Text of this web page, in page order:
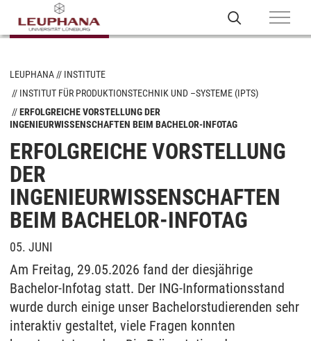
LEUPHANA
INSTITUTE
INSTITUT FÜR PRODUKTIONSTECHNIK UND –SYSTEME (IPTS)
ERFOLGREICHE VORSTELLUNG DER
INGENIEURWISSENSCHAFTEN BEIM BACHELOR-INFOTAG
ERFOLGREICHE VORSTELLUNG
DER
INGENIEURWISSENSCHAFTEN
BEIM BACHELOR-INFOTAG
05. JUNI
Am Freitag, 29.05.2026 fand der diesjährige
Bachelor-Infotag statt. Der ING-Informationsstand
wurde durch einige unser Bachelorstudierenden sehr
interaktiv gestaltet, viele Fragen konnten